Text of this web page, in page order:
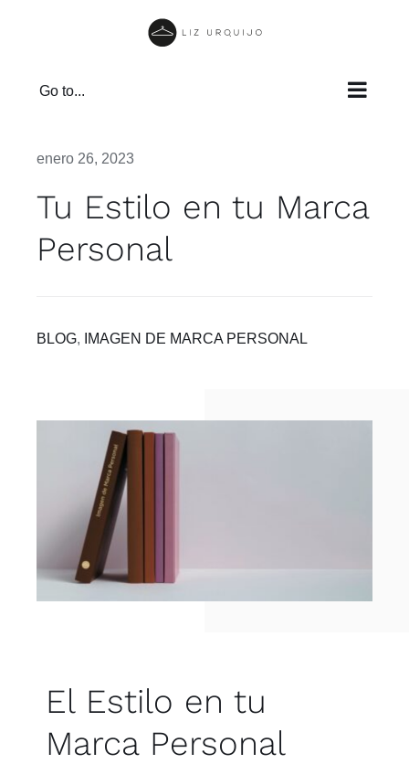
Go to...
enero 26, 2023
Tu Estilo en tu Marca
Personal
BLOG, IMAGEN DE MARCA PERSONAL
El Estilo en tu
Marca Personal